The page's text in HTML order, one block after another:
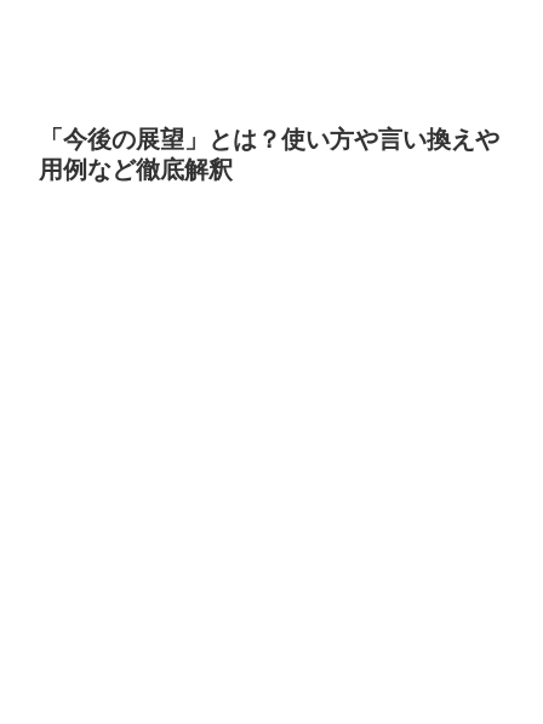
「今後の展望」とは？使い方や言い換えや
用例など徹底解釈